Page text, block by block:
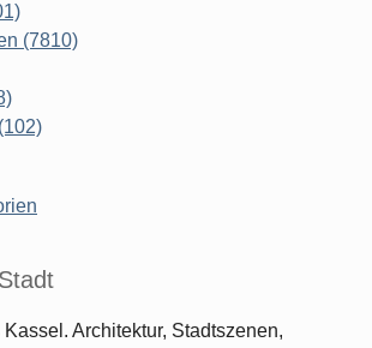
(7810)
Architektur, Stadtszenen,